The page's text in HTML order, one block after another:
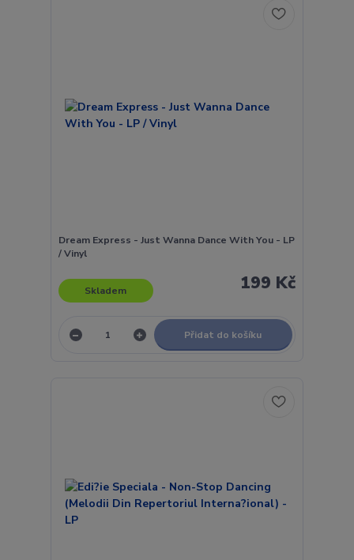
Dream Express - Just Wanna Dance With You - LP
/ Vinyl
199 Kč
Skladem
Přidat do košíku